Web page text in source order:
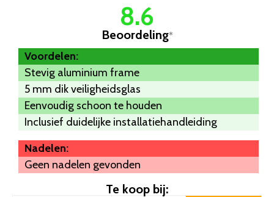
8.6
Beoordeling*
Voordelen:
Stevig aluminium frame
5 mm dik veiligheidsglas
Eenvoudig schoon te houden
Inclusief duidelijke installatiehandleiding
Nadelen:
Geen nadelen gevonden
Te koop bij: